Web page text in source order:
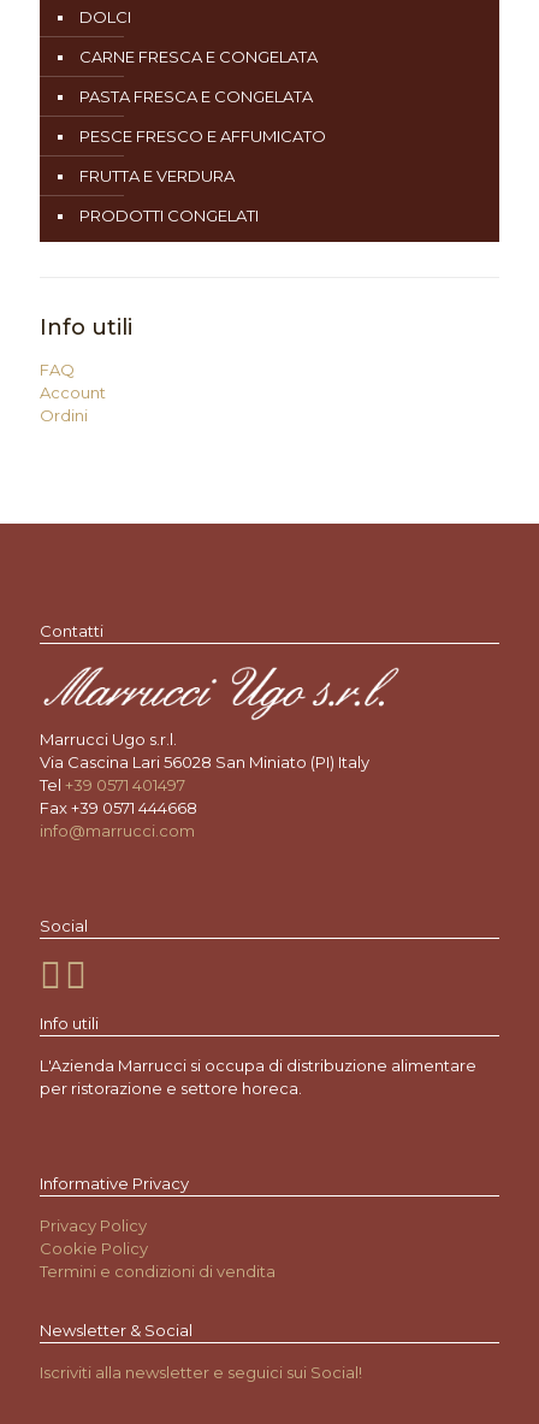
DOLCI
CARNE FRESCA E CONGELATA
PASTA FRESCA E CONGELATA
PESCE FRESCO E AFFUMICATO
FRUTTA E VERDURA
PRODOTTI CONGELATI
Info utili
FAQ
Account
Ordini
Contatti
Marrucci Ugo s.r.l.
Via Cascina Lari 56028 San Miniato (PI) Italy
Tel +39 0571 401497
Fax +39 0571 444668
info@marrucci.com
Social
Info utili
L'Azienda Marrucci si occupa di distribuzione alimentare
per ristorazione e settore horeca.
Informative Privacy
Privacy Policy
Cookie Policy
Termini e condizioni di vendita
Newsletter & Social
Iscriviti alla newsletter e seguici sui Social!